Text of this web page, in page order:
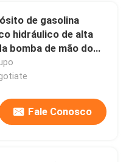
de gasolina
hidráulico de alta
bomba de mão do
da barra 3.5Ltr
Fale Conosco